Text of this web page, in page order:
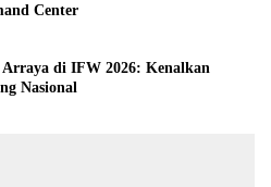
Center
di IFW 2026: Kenalkan
Nasional